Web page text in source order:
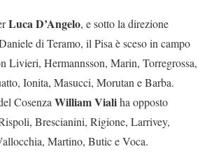
Luca D’Angelo, e sotto la direzione
di Teramo, il Pisa è sceso in campo
Livieri, Hermannsson, Marin, Torregrossa,
Ionita, Masucci, Morutan e Barba.
Cosenza William Vialiha opposto
Brescianini, Rigione, Larrivey,
Martino, Butic e Voca.